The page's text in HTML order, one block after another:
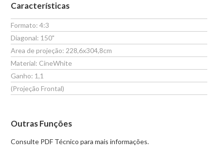
Características
Formato: 4:3
Diagonal: 150"
Area de projeção: 228,6x304,8cm
Material: CineWhite
Ganho: 1,1
(Projeção Frontal)
Outras Funções
Consulte PDF Técnico para mais informações.